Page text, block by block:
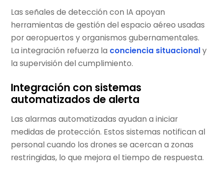
Las señales de detección con IA apoyan
herramientas de gestión del espacio aéreo usadas
por aeropuertos y organismos gubernamentales.
La integración refuerza la conciencia situacionaly
la supervisión del cumplimiento.
Integración con sistemas
automatizados de alerta
Las alarmas automatizadas ayudan a iniciar
medidas de protección. Estos sistemas notifican al
personal cuando los drones se acercan a zonas
restringidas, lo que mejora el tiempo de respuesta.